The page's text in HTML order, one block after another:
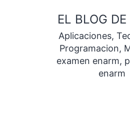
contenido
EL BLOG DE
Aplicaciones,
Programacion,
examen enarm,
enarm